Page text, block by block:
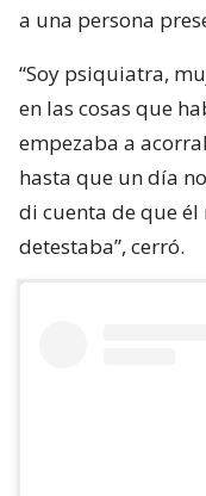
a una persona
“Soy psiquiatra,
en las cosas que
empezaba a
hasta que un día
di cuenta de que
detestaba”, cerró.